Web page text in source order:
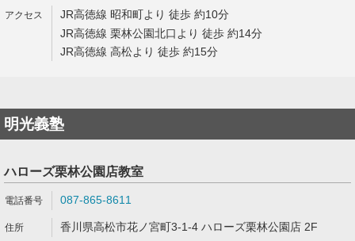
JR高徳線 昭和町より 徒歩 約10分
JR高徳線 栗林公園北口より 徒歩 約14分
JR高徳線 高松より 徒歩 約15分
明光義塾
ハローズ栗林公園店教室
087-865-8611
香川県高松市花ノ宮町3-1-4 ハローズ栗林公園店 2F